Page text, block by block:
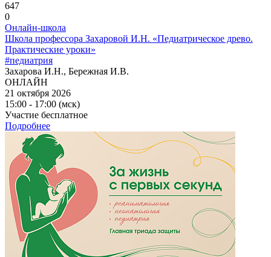
647
0
Онлайн-школа
Школа профессора Захаровой И.Н. «Педиатрическое древо.
Практические уроки»
#педиатрия
Захарова И.Н., Бережная И.В.
ОНЛАЙН
21 октября 2026
15:00 - 17:00 (мск)
Участие бесплатное
Подробнее